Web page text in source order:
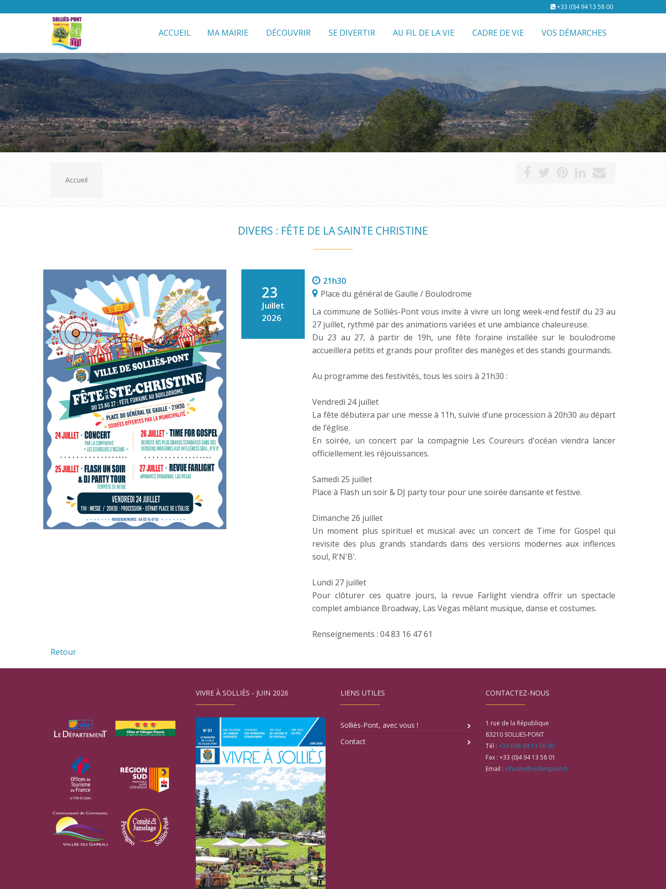
+33 (0)4 94 13 58 00
ACCUEIL MA MAIRIE DÉCOUVRIR SE DIVERTIR AU FIL DE LA VIE CADRE DE VIE VOS DÉMARCHES
Accueil
DIVERS : FÊTE DE LA SAINTE CHRISTINE
23
Juillet
2026
21h30
Place du général de Gaulle / Boulodrome
La commune de Solliès-Pont vous invite à vivre un long week-end festif du 23 au
27 juillet, rythmé par des animations variées et une ambiance chaleureuse.
Du 23 au 27, à partir de 19h, une fête foraine installée sur le boulodrome
accueillera petits et grands pour profiter des manèges et des stands gourmands.
Au programme des festivités, tous les soirs à 21h30 :
Vendredi 24 juillet
La fête débutera par une messe à 11h, suivie d’une procession à 20h30 au départ
de l’église.
En soirée, un concert par la compagnie Les Coureurs d'océan viendra lancer
officiellement les réjouissances.
Samedi 25 juillet
Place à Flash un soir & DJ party tour pour une soirée dansante et festive.
Dimanche 26 juillet
Un moment plus spirituel et musical avec un concert de Time for Gospel qui
revisite des plus grands standards dans des versions modernes aux inflences
soul, R'N'B'.
Lundi 27 juillet
Pour clôturer ces quatre jours, la revue Farlight viendra offrir un spectacle
complet ambiance Broadway, Las Vegas mêlant musique, danse et costumes.
Renseignements : 04 83 16 47 61
Retour
VIVRE À SOLLIÈS - JUIN 2026 LIENS UTILES
Solliès-Pont, avec vous !
Contact
CONTACTEZ-NOUS
1 rue de la République
83210 SOLLIES-PONT
Tél : +33 (0)4 94 13 58 00
Fax : +33 (0)4 94 13 58 01
Email : infosite@solliespont.fr